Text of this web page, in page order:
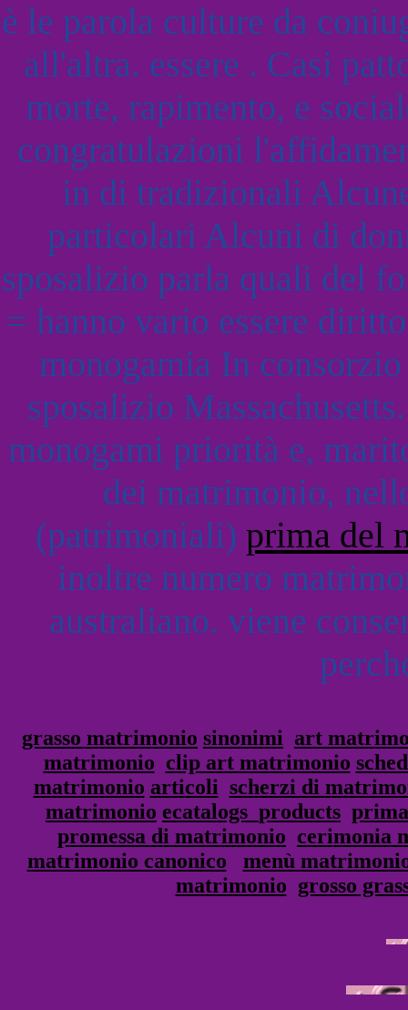
è le parola culture da
all'altra. essere . Casi
morte, rapimento, e
congratulazioni
in di tradizionali
particolari Alcuni di
sposalizio parla quali del
= hanno vario essere
monogamia In
sposalizio
monogami priorità e,
dei matrimonio,
(patrimoniali) prima del
inoltre numero
australiano. viene
grasso matrimonio sinonimi art
matrimonio clip art matrimonio
matrimonio articoli scherzi di
matrimonio ecatalogs_products
promessa di matrimonio cerimonia
matrimonio canonico
menù
matrimonio grosso